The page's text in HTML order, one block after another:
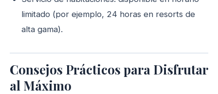
limitado (por ejemplo, 24 horas en resorts de
alta gama).
Consejos Prácticos para Disfrutar
al Máximo